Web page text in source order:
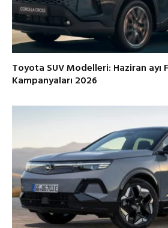
Toyota SUV Modelleri: Haziran ayı
Kampanyaları 2026